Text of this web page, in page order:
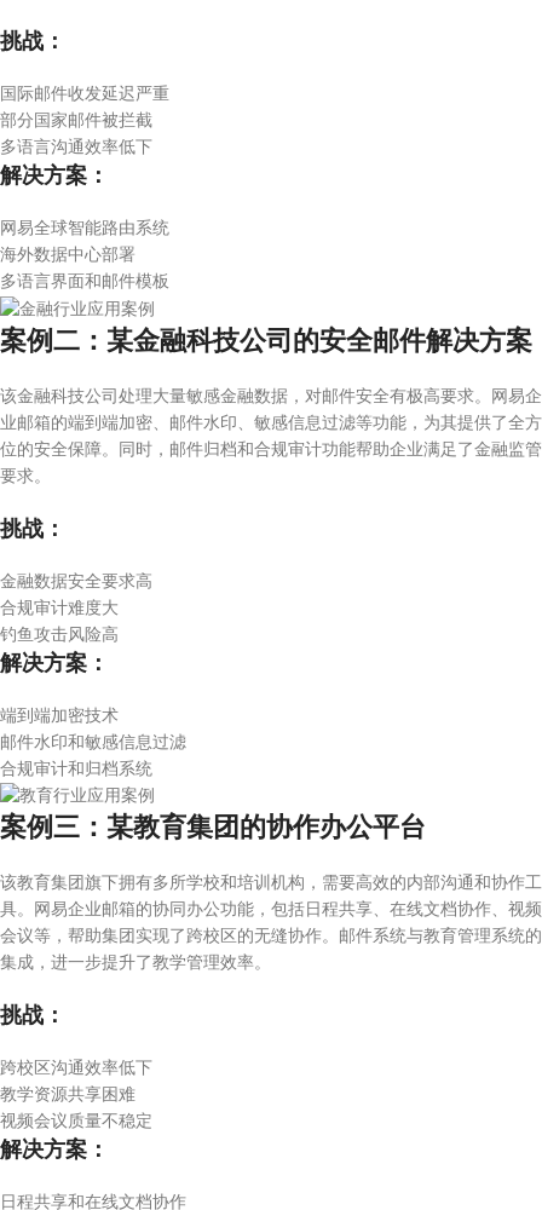
挑战：
国际邮件收发延迟严重
部分国家邮件被拦截
多语言沟通效率低下
解决方案：
网易全球智能路由系统
海外数据中心部署
多语言界面和邮件模板
案例二：某金融科技公司的安全邮件解决方案
该金融科技公司处理大量敏感金融数据，对邮件安全有极高要求。网易企
业邮箱的端到端加密、邮件水印、敏感信息过滤等功能，为其提供了全方
位的安全保障。同时，邮件归档和合规审计功能帮助企业满足了金融监管
要求。
挑战：
金融数据安全要求高
合规审计难度大
钓鱼攻击风险高
解决方案：
端到端加密技术
邮件水印和敏感信息过滤
合规审计和归档系统
案例三：某教育集团的协作办公平台
该教育集团旗下拥有多所学校和培训机构，需要高效的内部沟通和协作工
具。网易企业邮箱的协同办公功能，包括日程共享、在线文档协作、视频
会议等，帮助集团实现了跨校区的无缝协作。邮件系统与教育管理系统的
集成，进一步提升了教学管理效率。
挑战：
跨校区沟通效率低下
教学资源共享困难
视频会议质量不稳定
解决方案：
日程共享和在线文档协作